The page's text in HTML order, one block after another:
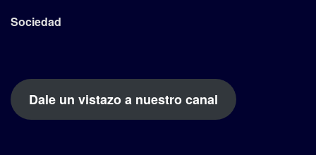
Sociedad
Dale un vistazo a nuestro canal